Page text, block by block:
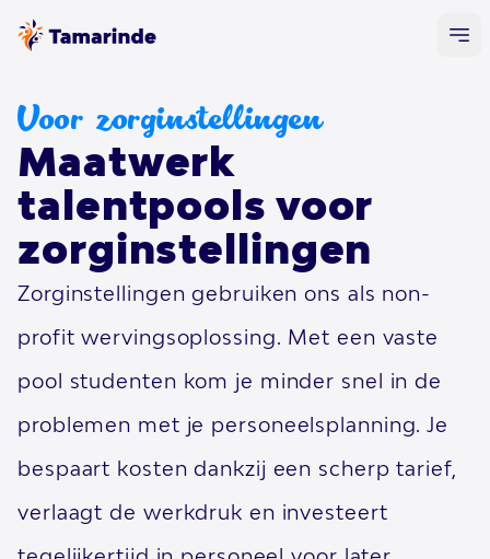
Voor zorginstellingen
Maatwerk
talentpools voor
zorginstellingen
Zorginstellingen gebruiken ons als non-
profit wervingsoplossing. Met een vaste
pool studenten kom je minder snel in de
problemen met je personeelsplanning. Je
bespaart kosten dankzij een scherp tarief,
verlaagt de werkdruk en investeert